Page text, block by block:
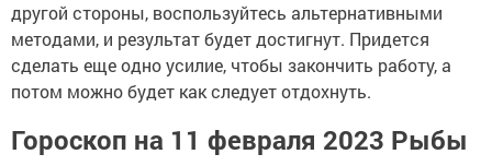
другой стороны, воспользуйтесь альтернативными
методами, и результат будет достигнут. Придется
сделать еще одно усилие, чтобы закончить работу, а
потом можно будет как следует отдохнуть.
Гороскоп на 11 февраля 2023 Рыбы